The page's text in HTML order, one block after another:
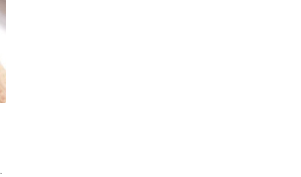
.